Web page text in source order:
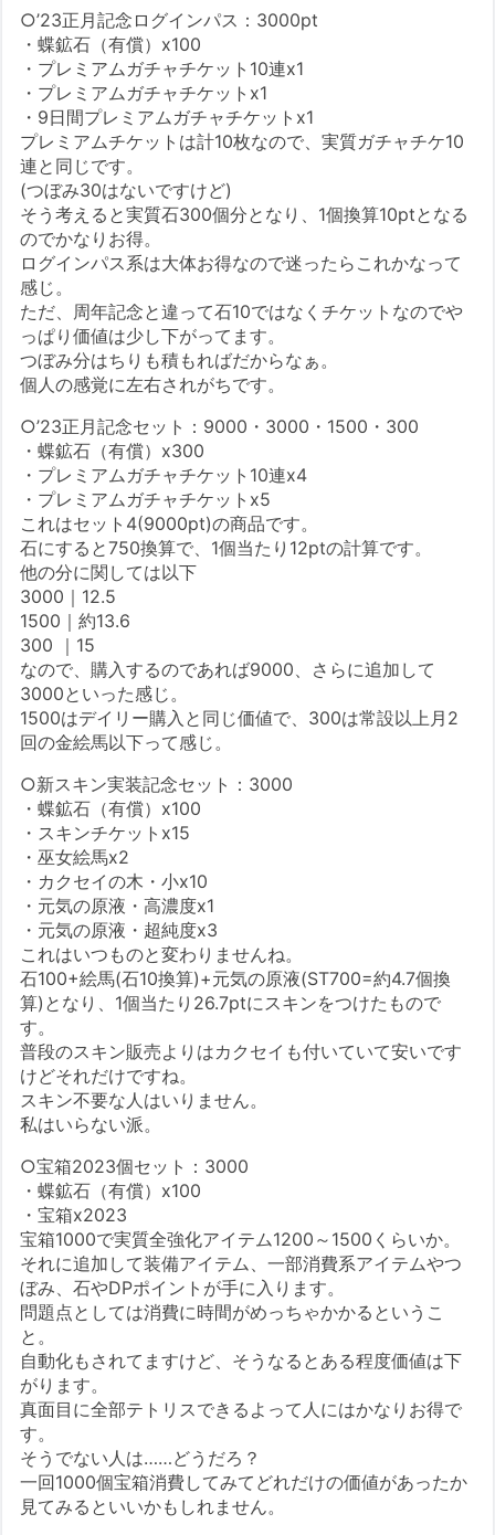
○’23正月記念ログインパス：3000pt
・蝶鉱石（有償）x100
・プレミアムガチャチケット10連x1
・プレミアムガチャチケットx1
・9日間プレミアムガチャチケットx1
プレミアムチケットは計10枚なので、実質ガチャチケ10
連と同じです。
(つぼみ30はないですけど)
そう考えると実質石300個分となり、1個換算10ptとなる
のでかなりお得。
ログインパス系は大体お得なので迷ったらこれかなって
感じ。
ただ、周年記念と違って石10ではなくチケットなのでや
っぱり価値は少し下がってます。
つぼみ分はちりも積もればだからなぁ。
個人の感覚に左右されがちです。
○’23正月記念セット：9000・3000・1500・300
・蝶鉱石（有償）x300
・プレミアムガチャチケット10連x4
・プレミアムガチャチケットx5
これはセット4(9000pt)の商品です。
石にすると750換算で、1個当たり12ptの計算です。
他の分に関しては以下
3000｜12.5
1500｜約13.6
300 ｜15
なので、購入するのであれば9000、さらに追加して
3000といった感じ。
1500はデイリー購入と同じ価値で、300は常設以上月2
回の金絵馬以下って感じ。
○新スキン実装記念セット：3000
・蝶鉱石（有償）x100
・スキンチケットx15
・巫女絵馬x2
・カクセイの木・小x10
・元気の原液・高濃度x1
・元気の原液・超純度x3
これはいつものと変わりませんね。
石100+絵馬(石10換算)+元気の原液(ST700=約4.7個換
算)となり、1個当たり26.7ptにスキンをつけたもので
す。
普段のスキン販売よりはカクセイも付いていて安いです
けどそれだけですね。
スキン不要な人はいりません。
私はいらない派。
○宝箱2023個セット：3000
・蝶鉱石（有償）x100
・宝箱x2023
宝箱1000で実質全強化アイテム1200～1500くらいか。
それに追加して装備アイテム、一部消費系アイテムやつ
ぼみ、石やDPポイントが手に入ります。
問題点としては消費に時間がめっちゃかかるというこ
と。
自動化もされてますけど、そうなるとある程度価値は下
がります。
真面目に全部テトリスできるよって人にはかなりお得で
す。
そうでない人は……どうだろ？
一回1000個宝箱消費してみてどれだけの価値があったか
見てみるといいかもしれません。